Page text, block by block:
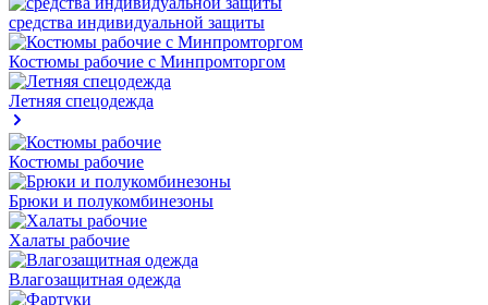
средства индивидуальной защиты
Костюмы рабочие с Минпромторгом
Летняя спецодежда
Костюмы рабочие
Брюки и полукомбинезоны
Халаты рабочие
Влагозащитная одежда